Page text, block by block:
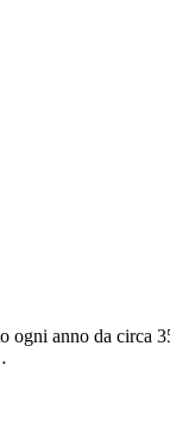
anno da circa